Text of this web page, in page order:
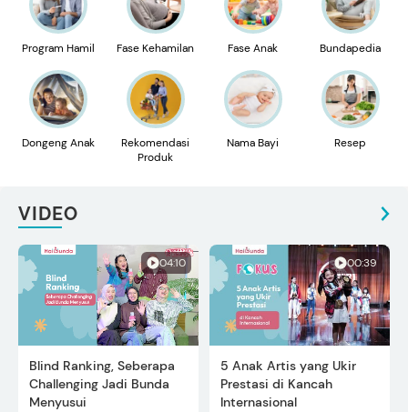
Program Hamil Fase Kehamilan Fase Anak Bundapedia
Dongeng Anak
Rekomendasi
Produk
Nama Bayi Resep
VIDEO
04:10
Blind Ranking, Seberapa
Challenging Jadi Bunda
Menyusui
00:39
5 Anak Artis yang Ukir
Prestasi di Kancah
Internasional